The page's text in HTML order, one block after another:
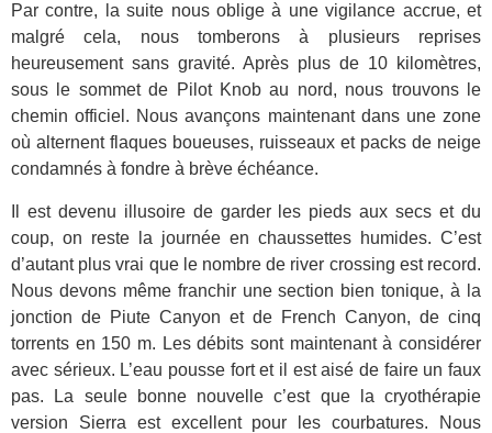
Par contre, la suite nous oblige à une vigilance accrue, et
malgré cela, nous tomberons à plusieurs reprises
heureusement sans gravité. Après plus de 10 kilomètres,
sous le sommet de Pilot Knob au nord, nous trouvons le
chemin officiel. Nous avançons maintenant dans une zone
où alternent flaques boueuses, ruisseaux et packs de neige
condamnés à fondre à brève échéance.
Il est devenu illusoire de garder les pieds aux secs et du
coup, on reste la journée en chaussettes humides. C’est
d’autant plus vrai que le nombre de river crossing est record.
Nous devons même franchir une section bien tonique, à la
jonction de Piute Canyon et de French Canyon, de cinq
torrents en 150 m. Les débits sont maintenant à considérer
avec sérieux. L’eau pousse fort et il est aisé de faire un faux
pas. La seule bonne nouvelle c’est que la cryothérapie
version Sierra est excellent pour les courbatures. Nous